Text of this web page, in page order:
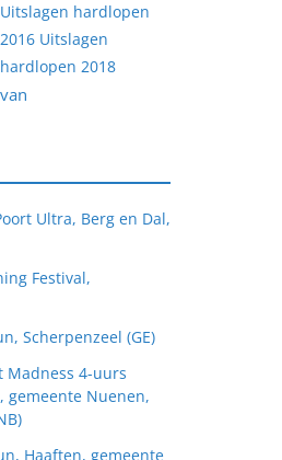
Uitslagen hardlopen
Uitslagen
2018
van
Ultra, Berg en Dal,
Festival,
Scherpenzeel (GE)
Madness 4-uurs
Nuenen,
Haaften, gemeente